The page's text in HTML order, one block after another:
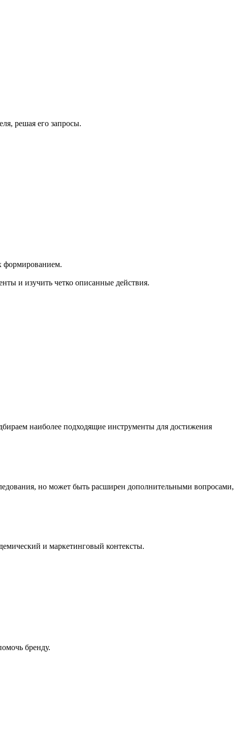
решая его запросы.
формированием.
и изучить четко описанные действия.
наиболее подходящие инструменты для достижения
но может быть расширен дополнительными вопросами,
и маркетинговый контексты.
бренду.